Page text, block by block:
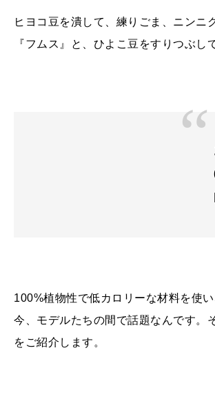
ヒヨコ豆を潰して、練りごま、ニンニ
『フムス』と、ひよこ豆をすりつぶ
100%植物性で低カロリーな材料を使
今、モデルたちの間で話題なんです。
をご紹介します。